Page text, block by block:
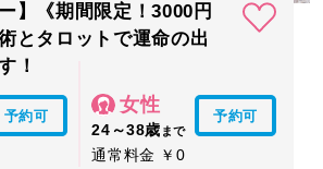
】《期間限定！3000円
とタロットで運命の出
！
予約可
女性
24～38歳 まで
予約可
通常料金 ￥0